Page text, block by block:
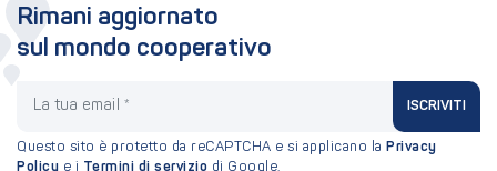
Rimani aggiornato
sul mondo cooperativo
ISCRIVITI
Questo sito è protetto da reCAPTCHA e si applicano la Privacy
Policy e i Termini di servizio di Google.